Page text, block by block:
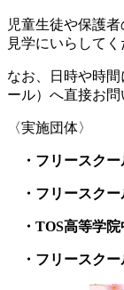
児童⽣徒や保護
⾒学にいらしてく
なお、日時や時
ール）へ直接お問
〈実施団体〉
・フリースク
・フリースク
・TOS⾼等学院
・フリースク